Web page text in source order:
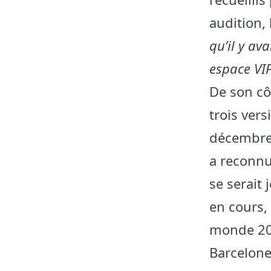
audition,
qu’il y
espace
De son
trois
a
se serait
en
monde